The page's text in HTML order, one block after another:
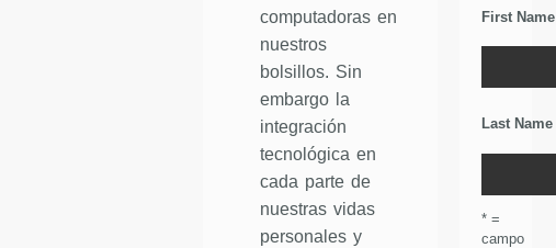
computadoras en
nuestros
bolsillos. Sin
embargo la
integración
tecnológica en
cada parte de
nuestras vidas
personales y
First Name
Last Name
* =
campo